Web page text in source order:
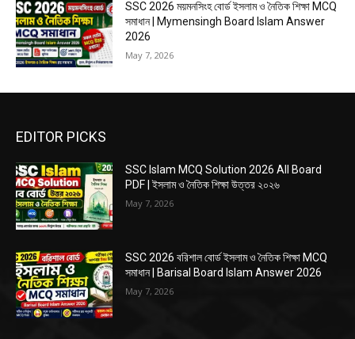
SSC 2026 ময়মনসিংহ বোর্ড ইসলাম ও নৈতিক শিক্ষা MCQ
সমাধান | Mymensingh Board Islam Answer
2026
May 7, 2026
EDITOR PICKS
SSC Islam MCQ Solution 2026 All Board
PDF | ইসলাম ও নৈতিক শিক্ষা উত্তর ২০২৬
May 7, 2026
SSC 2026 বরিশাল বোর্ড ইসলাম ও নৈতিক শিক্ষা MCQ
সমাধান | Barisal Board Islam Answer 2026
May 7, 2026